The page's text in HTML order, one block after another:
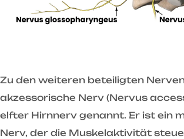
Zu den weiteren beteiligten
akzessorische Nerv (Nervus
elfter Hirnnerv genannt. Er ist ein
Nerv, der die Muskelaktivität